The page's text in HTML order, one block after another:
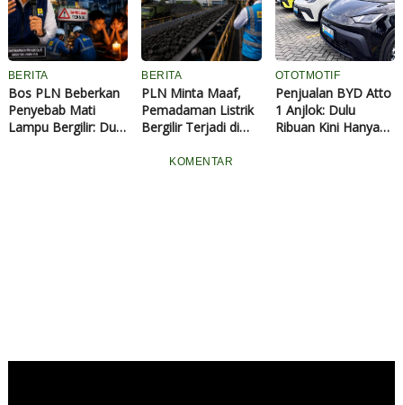
BERITA
Bos PLN Beberkan
Penyebab Mati
Lampu Bergilir: Dua
BERITA
PLN Minta Maaf,
Pemadaman Listrik
Bergilir Terjadi di
Jawa Akibat
OTOTMOTIF
Penjualan BYD Atto
1 Anjlok: Dulu
Ribuan Kini Hanya
KOMENTAR